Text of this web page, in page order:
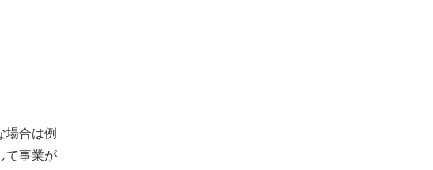
場合は例
て事業が